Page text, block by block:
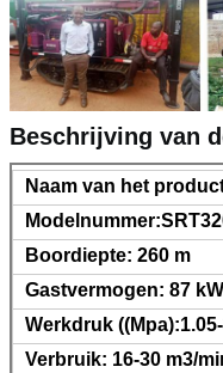
Beschrijving van
Naam van het
Boordiepte: 260 m
Gastvermogen: 87 kW
Werkdruk
Verbruik: 16-30 m3/